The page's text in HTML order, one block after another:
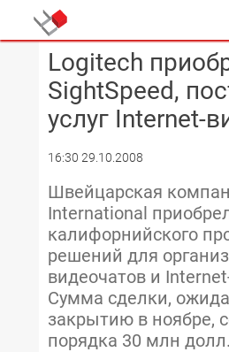
Logitech
SightSpeed,
услуг Internet-
16:30 29.10.2008
Швейцарская
International
калифорнийского
решений для
видеочатов и
Сумма сделки,
закрытию в ноябре,
порядка 30 млн долл.